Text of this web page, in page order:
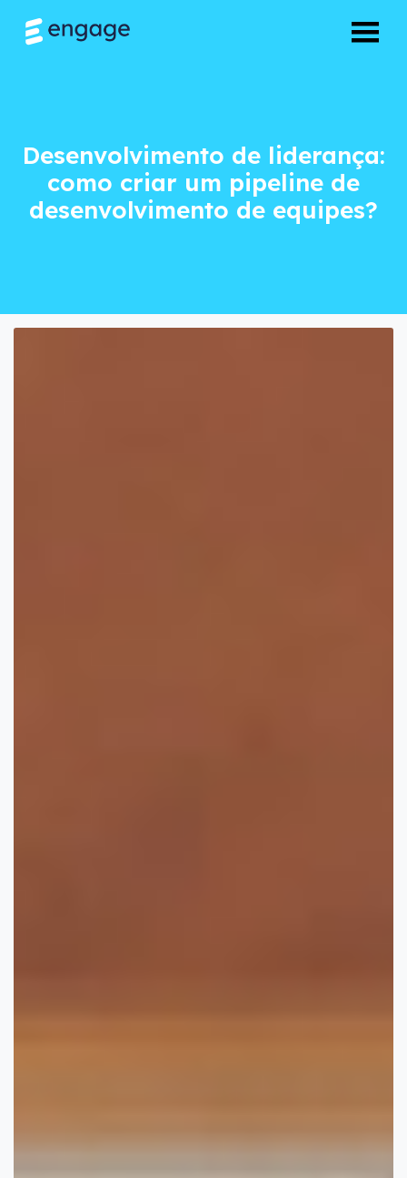
Desenvolvimento de liderança:
como criar um pipeline de
desenvolvimento de equipes?